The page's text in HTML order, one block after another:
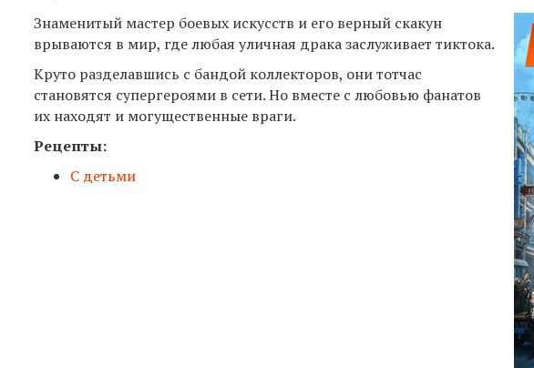
Знаменитый мастер боевых искусств и его верный скакун
врываются в мир, где любая уличная драка заслуживает тиктока.
Круто разделавшись с бандой коллекторов, они тотчас
становятся супергероями в сети. Но вместе с любовью фанатов
их находят и могущественные враги.
Рецепты:
С детьми